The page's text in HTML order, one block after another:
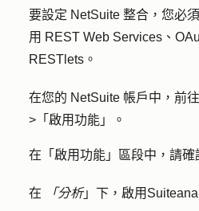
要設定 NetSuite 整合，您必
用 REST Web Services、
RESTlets。
在您的 NetSuite 帳戶中，前
> 「啟用功能」 。
在「啟用功能」區段中，請確
在 「分析」下，啟用